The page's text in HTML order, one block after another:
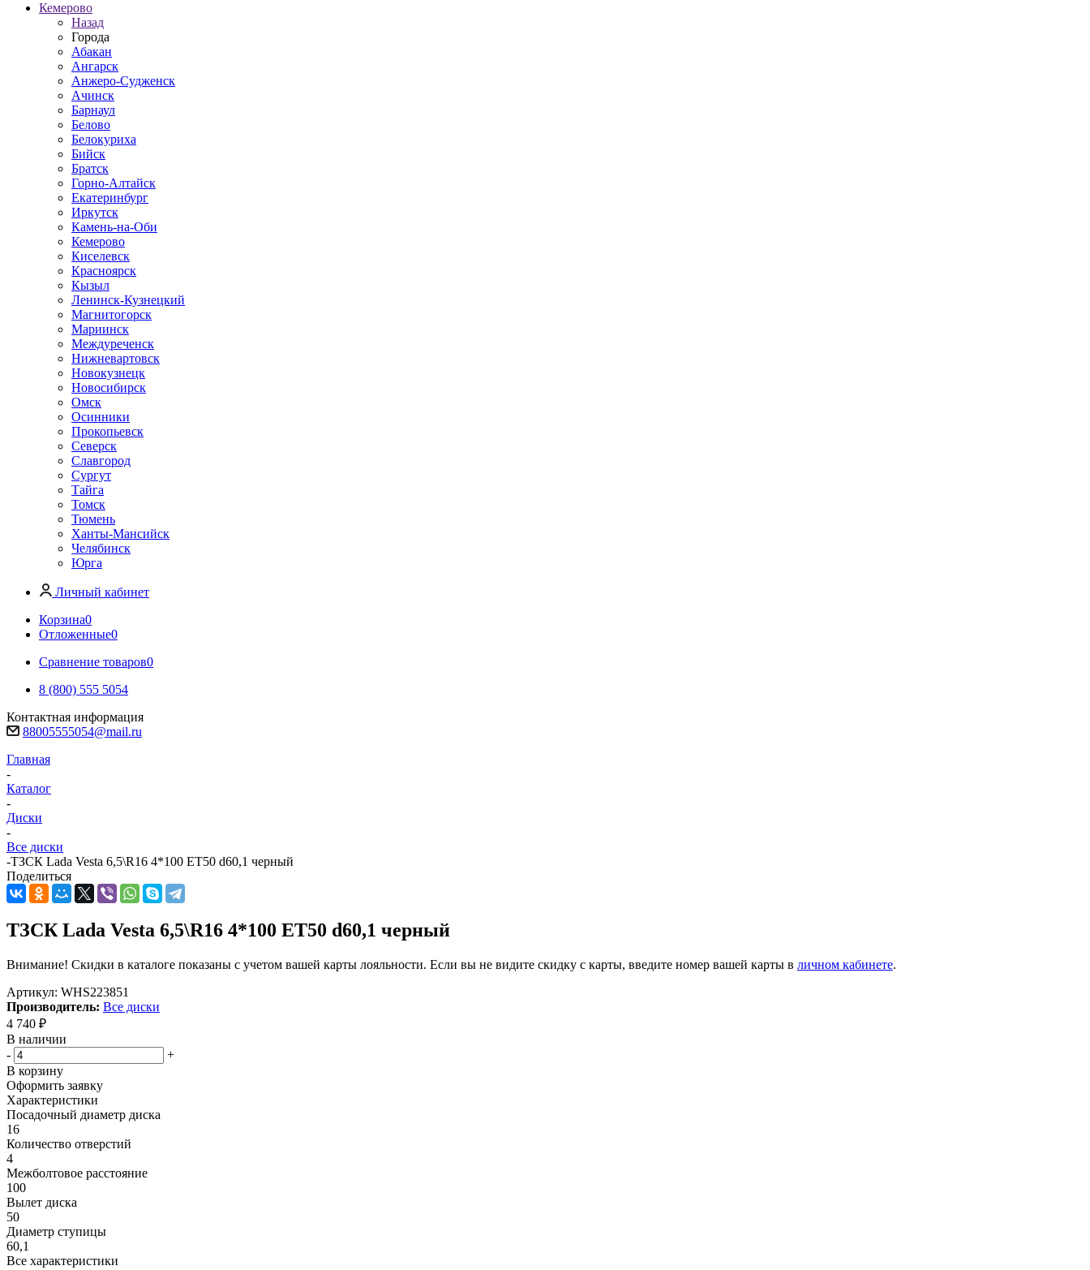
Кемерово
Назад
Города
Абакан
Ангарск
Анжеро-Судженск
Ачинск
Барнаул
Белово
Белокуриха
Бийск
Братск
Горно-Алтайск
Екатеринбург
Иркутск
Камень-на-Оби
Кемерово
Киселевск
Красноярск
Кызыл
Ленинск-Кузнецкий
Магнитогорск
Мариинск
Междуреченск
Нижневартовск
Новокузнецк
Новосибирск
Омск
Осинники
Прокопьевск
Северск
Славгород
Сургут
Тайга
Томск
Тюмень
Ханты-Мансийск
Челябинск
Юрга
Личный кабинет
Корзина0
Отложенные0
Сравнение товаров0
8 (800) 555 5054
Контактная информация
88005555054@mail.ru
Главная
-
Каталог
-
Диски
-
Все диски
-ТЗСК Lada Vesta 6,5\R16 4*100 ET50 d60,1 черный
Поделиться
ТЗСК Lada Vesta 6,5\R16 4*100 ET50 d60,1 черный
Внимание! Скидки в каталоге показаны с учетом вашей карты лояльности. Если вы не видите скидку с карты, введите номер вашей карты в личном кабинете.
Артикул: WHS223851
Производитель: Все диски
4 740 ₽
В наличии
-
+
В корзину
Оформить заявку
Характеристики
Посадочный диаметр диска
16
Количество отверстий
4
Межболтовое расстояние
100
Вылет диска
50
Диаметр ступицы
60,1
Все характеристики